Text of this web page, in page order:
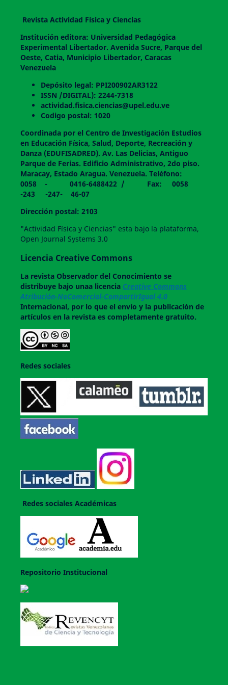
Revista Actividad Física y Ciencias
Institución editora: Universidad Pedagógica
Experimental Libertador. Avenida Sucre, Parque del
Oeste, Catia, Municipio Libertador, Caracas
Venezuela
Depósito legal: PPI200902AR3122
ISSN /DIGITAL): 2244-7318
actividad.fisica.ciencias@upel.edu.ve
Codigo postal: 1020
Coordinada por el Centro de Investigación Estudios
en Educación Física, Salud, Deporte, Recreación y
Danza (EDUFISADRED). Av. Las Delicias, Antiguo
Parque de Ferias. Edificio Administrativo, 2do piso.
Maracay, Estado Aragua. Venezuela. Teléfono:
0058 - 0416-6488422 / Fax: 0058
-243 -247- 46-07
Dirección postal: 2103
"Actividad Física y Ciencias" esta bajo la plataforma,
Open Journal Systems 3.0
Licencia Creative Commons
La revistaObservador del Conocimiento se
distribuye bajo unaa licencia Creative Commons
Atribución-NoComercial-CompartirIgual 4.0
Internacional, por lo que el envío y la publicación de
artículos en la revista es completamente gratuito.
Redes sociales
Redes sociales Académicas
Repositorio Institucional